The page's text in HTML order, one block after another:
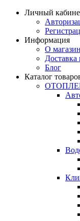
Личный
Информация
О
Доставка
Блог
Каталог